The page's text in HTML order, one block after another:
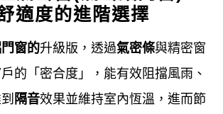
也重視員工福祉、環境永續發展，並
商機，最終實現企業與客戶的共贏
適度的進階選擇
窗的升級版，透過氣密條與精密窗
的「密合度」，能有效阻擋風雨、
隔音效果並維持室內恆溫，進而節